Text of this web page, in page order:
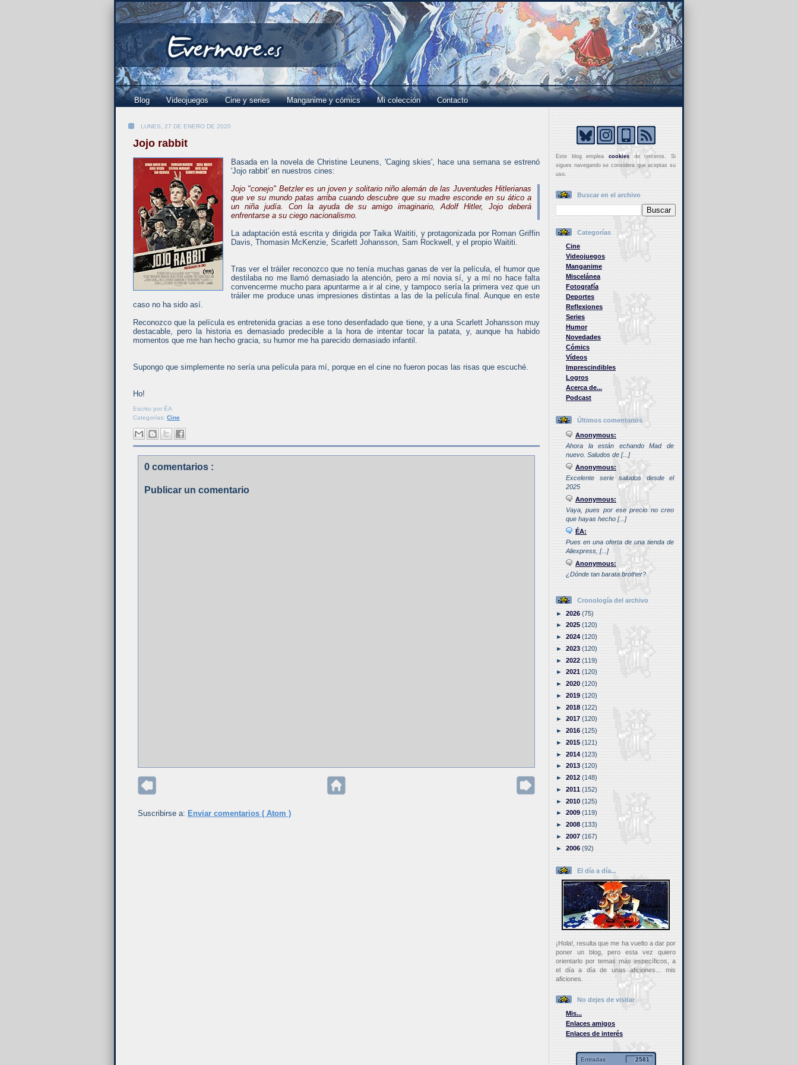
Blog Videojuegos Cine y series Manganime y cómics Mi colección Contacto
LUNES, 27 DE ENERO DE 2020
Jojo rabbit
Basada en la novela de Christine Leunens, 'Caging skies', hace una semana se estrenó
'Jojo rabbit' en nuestros cines:
Jojo "conejo" Betzler es un joven y solitario niño alemán de las Juventudes Hitlerianas
que ve su mundo patas arriba cuando descubre que su madre esconde en su ático a
un niña judía. Con la ayuda de su amigo imaginario, Adolf Hitler, Jojo deberá
enfrentarse a su ciego nacionalismo.
La adaptación está escrita y dirigida por Taika Waititi, y protagonizada por Roman Griffin
Davis, Thomasin McKenzie, Scarlett Johansson, Sam Rockwell, y el propio Waititi.
Tras ver el tráiler reconozco que no tenía muchas ganas de ver la película, el humor que
destilaba no me llamó demasiado la atención, pero a mí novia sí, y a mí no hace falta
convencerme mucho para apuntarme a ir al cine, y tampoco sería la primera vez que un
tráiler me produce unas impresiones distintas a las de la película final. Aunque en este
caso no ha sido así.
Reconozco que la película es entretenida gracias a ese tono desenfadado que tiene, y a una Scarlett Johansson muy
destacable, pero la historia es demasiado predecible a la hora de intentar tocar la patata, y, aunque ha habido
momentos que me han hecho gracia, su humor me ha parecido demasiado infantil.
Supongo que simplemente no sería una película para mí, porque en el cine no fueron pocas las risas que escuché.
Ho!
Escrito por ÉA
Categorías: Cine
0 comentarios :
Publicar un comentario
Suscribirse a: Enviar comentarios ( Atom )
Este blog empleacookies de terceros. Si
sigues navegando se considera que aceptas su
uso.
Buscar en el archivo
Categorías
Cine
Videojuegos
Manganime
Miscelánea
Fotografía
Deportes
Reflexiones
Series
Humor
Novedades
Cómics
Vídeos
Imprescindibles
Logros
Acerca de...
Podcast
Últimos comentarios
Anonymous:
Ahora la están echando Mad de
nuevo. Saludos de [...]
Anonymous:
Excelente serie saludos desde el
2025
Anonymous:
Vaya, pues por ese precio no creo
que hayas hecho [...]
ÉA:
Pues en una oferta de una tienda de
Aliexpress, [...]
Anonymous:
¿Dónde tan barata brother?
Cronología del archivo
►2026(75)
►2025(120)
►2024(120)
►2023(120)
►2022(119)
►2021(120)
►2020(120)
►2019(120)
►2018(122)
►2017(120)
►2016(125)
►2015(121)
►2014(123)
►2013(120)
►2012(148)
►2011(152)
►2010(125)
►2009(119)
►2008(133)
►2007(167)
►2006(92)
El día a día...
¡Hola!, resulta que me ha vuelto a dar por
poner un blog, pero esta vez quiero
orientarlo por temas más específicos, a
el día a día de unas aficiones... mis
aficiones.
No dejes de visitar
Mis...
Enlaces amigos
Enlaces de interés
Entradas 2581